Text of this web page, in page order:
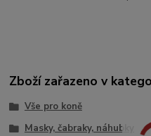
Zboží zařazeno v
Vše pro koně
Masky, čabraky, náhubky